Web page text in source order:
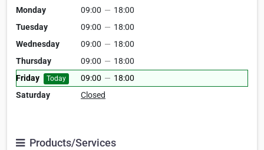
Monday
09:00 — 18:00
Tuesday
09:00 — 18:00
Wednesday
09:00 — 18:00
Thursday
09:00 — 18:00
Friday
Today 09:00 — 18:00
Saturday
Closed
Products/Services